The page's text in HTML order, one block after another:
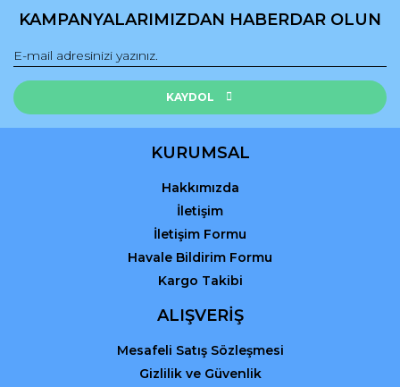
Görüş ve önerileriniz için teşekkür ederiz.
Ürün resmi kalitesiz, bozuk veya görüntülenemiyor.
Ürün açıklamasında eksik bilgiler bulunuyor.
Ürün fiyatı diğer sitelerden daha pahalı.
Gönder
KAMPANYALARIMIZDAN HABERDAR OLUN
KAYDOL
KURUMSAL
Hakkımızda
İletişim
İletişim Formu
Havale Bildirim Formu
Kargo Takibi
ALIŞVERİŞ
Mesafeli Satış Sözleşmesi
Gizlilik ve Güvenlik